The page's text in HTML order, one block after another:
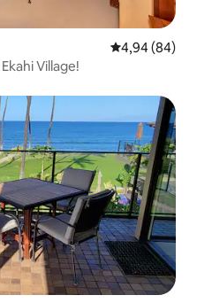
4,94 de uma
4,94 (84)
Village!
hóspedes